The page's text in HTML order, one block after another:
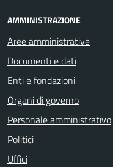
AMMINISTRAZIONE
Aree amministrative
Documenti e dati
Enti e fondazioni
Organi di governo
Personale amministrativo
Politici
Uffici